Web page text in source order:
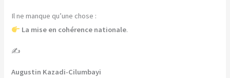
Il ne manque qu’une chose :
La mise en cohérence nationale.
✍️
Augustin Kazadi-Cilumbayi